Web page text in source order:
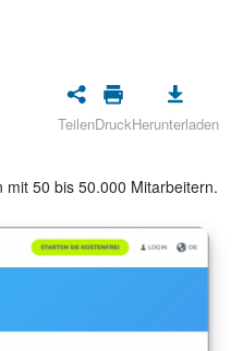
TeilenDruckHerunterladen
50 bis 50.000 Mitarbeitern.